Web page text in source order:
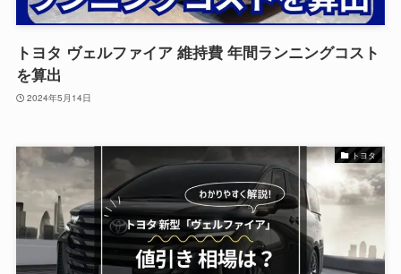
トヨタ ヴェルファイア 維持費 年間ランニングコスト
を算出
2024年5月14日
トヨタ